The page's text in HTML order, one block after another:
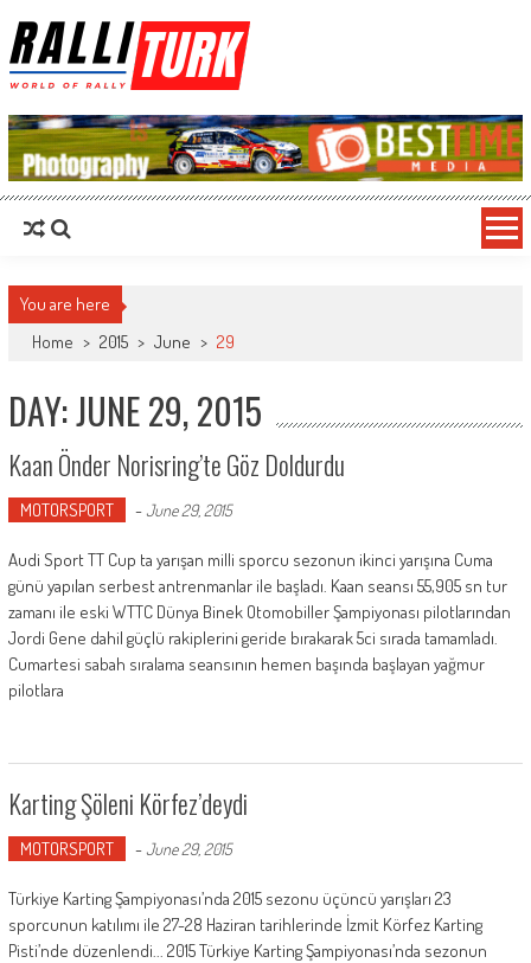
RalliTurk
You are here
Home > 2015 > June > 29
DAY: JUNE 29, 2015
Kaan Önder Norisring’te Göz Doldurdu
MOTORSPORT -June 29, 2015
Audi Sport TT Cup ta yarışan milli sporcu sezonun ikinci yarışına Cuma
günü yapılan serbest antrenmanlar ile başladı. Kaan seansı 55,905 sn tur
zamanı ile eski WTTC Dünya Binek Otomobiller Şampiyonası pilotlarından
Jordi Gene dahil güçlü rakiplerini geride bırakarak 5ci sırada tamamladı.
Cumartesi sabah sıralama seansının hemen başında başlayan yağmur
pilotlara
Karting Şöleni Körfez’deydi
MOTORSPORT -June 29, 2015
Türkiye Karting Şampiyonası’nda 2015 sezonu üçüncü yarışları 23
sporcunun katılımı ile 27-28 Haziran tarihlerinde İzmit Körfez Karting
Pisti’nde düzenlendi... 2015 Türkiye Karting Şampiyonası’nda sezonun